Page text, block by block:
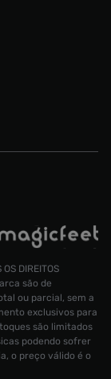
DIREITOS
são de
ou parcial, sem a
exclusivos para
são limitados
podendo sofrer
o preço válido é o